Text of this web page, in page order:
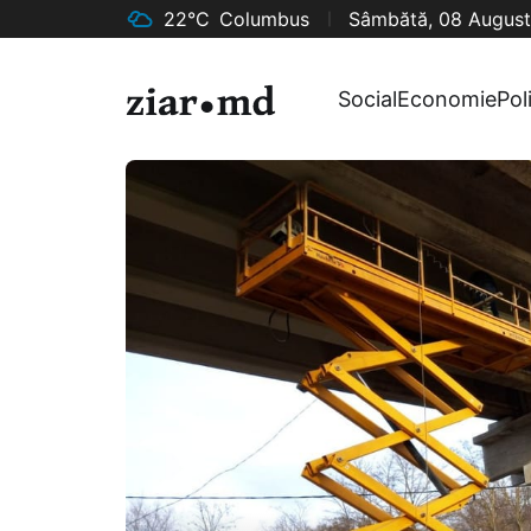
22°C Columbus Sâmbătă, 08
SocialEconomie